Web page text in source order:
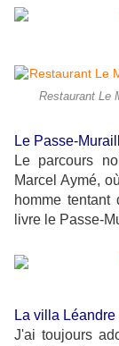
Restaurant Le
Le Passe-
Le parcours
Marcel Aymé,
homme
livre le Passe-
La villa Léandre
J'ai toujours